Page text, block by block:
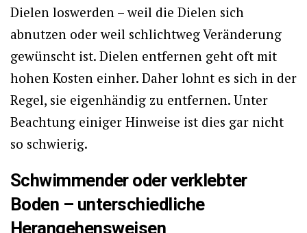
Dielen loswerden – weil die Dielen sich
abnutzen oder weil schlichtweg Veränderung
gewünscht ist. Dielen entfernen geht oft mit
hohen Kosten einher. Daher lohnt es sich in der
Regel, sie eigenhändig zu entfernen. Unter
Beachtung einiger Hinweise ist dies gar nicht
so schwierig.
Schwimmender oder verklebter
Boden – unterschiedliche
Herangehensweisen